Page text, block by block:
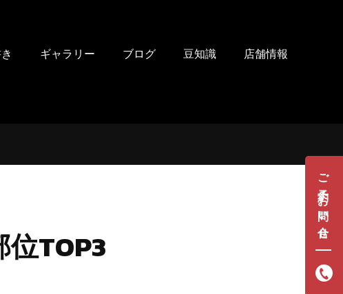
ギャラリー ブログ 豆知識 店舗情報
ご予約・お問い合せ
TOP3